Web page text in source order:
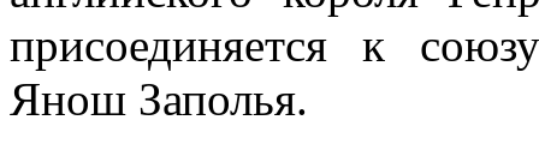
присоединяется к
Янош Заполья.